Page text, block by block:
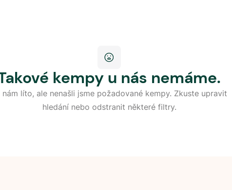
kempy u nás nemáme.
nám líto, ale nenašli jsme požadované kempy. Zkuste upravit
hledání nebo odstranit některé filtry.